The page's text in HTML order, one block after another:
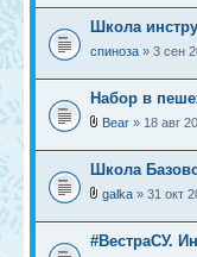
Школа
спиноза » 3 сен
Набор в
Bear » 18 авг
Школа
galka » 31 окт
#ВестраСУ.